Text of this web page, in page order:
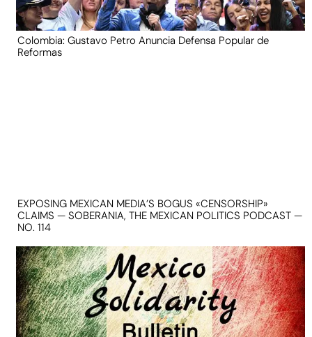
Colombia: Gustavo Petro Anuncia Defensa Popular de
Reformas
EXPOSING MEXICAN MEDIA’S BOGUS «CENSORSHIP»
CLAIMS — SOBERANIA, THE MEXICAN POLITICS PODCAST —
NO. 114